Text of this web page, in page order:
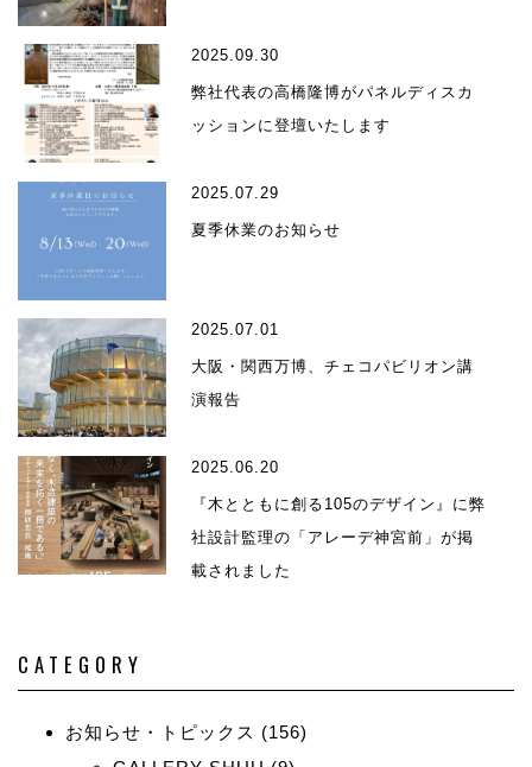
2025.09.30
弊社代表の高橋隆博がパネルディスカ
ッションに登壇いたします
2025.07.29
夏季休業のお知らせ
2025.07.01
大阪・関西万博、チェコパビリオン講
演報告
2025.06.20
『木とともに創る105のデザイン』に弊
社設計監理の「アレーデ神宮前」が掲
載されました
CATEGORY
お知らせ・トピックス (156)